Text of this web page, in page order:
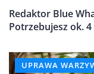
Redaktor Blue
Potrzebujesz ok.
UPRAWA